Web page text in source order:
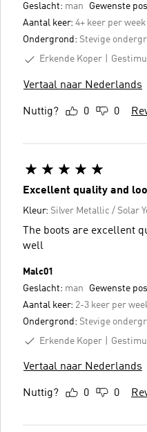
Geslacht: man Gewenste
Aantal keer: 4+ keer per week
Ondergrond: Stevige
Erkende Koper
Vertaal naar Nederlands
Nuttig? 0 0
Excellent quality and
Kleur: Silver Metallic / Solar
The boots are excellent
well
Malc01
Geslacht: man Gewenste
Aantal keer: 2-3 keer per
Ondergrond: Stevige
Erkende Koper
Vertaal naar Nederlands
Nuttig? 0 0